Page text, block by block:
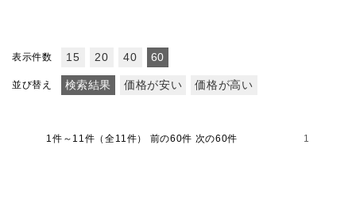
表示件数 15 20 40 60
並び替え 検索結果 価格が安い 価格が高い
1件～11件（全11件） 前の60件 次の60件 1